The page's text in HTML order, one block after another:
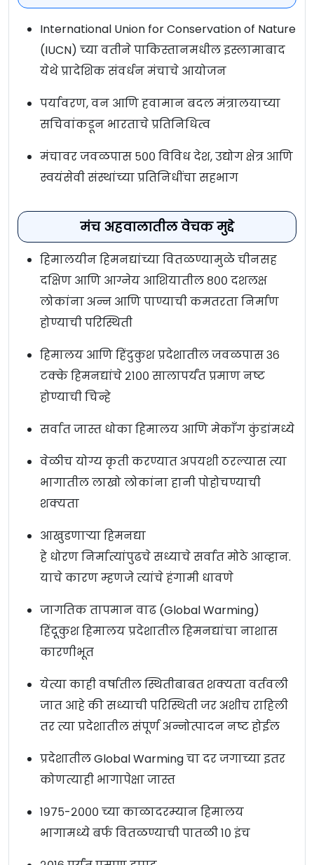
International Union for Conservation of Nature
(IUCN) च्या वतीने पाकिस्तानमधील इस्लामाबाद
येथे प्रादेशिक संवर्धन मंचाचे आयोजन
पर्यावरण, वन आणि हवामान बदल मंत्रालयाच्या
सचिवांकडून भारताचे प्रतिनिधित्व
मंचावर जवळपास ५०० विविध देश, उद्योग क्षेत्र आणि
स्वयंसेवी संस्थांच्या प्रतिनिधींचा सहभाग
मंच अहवालातील वेचक मुद्दे
हिमालयीन हिमनद्यांच्या वितळण्यामुळे चीनसह
दक्षिण आणि आग्नेय आशियातील ८०० दशलक्ष
लोकांना अन्न आणि पाण्याची कमतरता निर्माण
होण्याची परिस्थिती
हिमालय आणि हिंदुकुश प्रदेशातील जवळपास ३६
टक्के हिमनद्यांचे २१०० सालापर्यंत प्रमाण नष्ट
होण्याची चिन्हे
सर्वात जास्त धोका हिमालय आणि मेकाँग कुंडांमध्ये
वेळीच योग्य कृती करण्यात अपयशी ठरल्यास त्या
भागातील लाखो लोकांना हानी पोहोचण्याची
शक्यता
आखुडणाऱ्या हिमनद्या
हे धोरण निर्मात्यांपुढचे सध्याचे सर्वात मोठे आव्हान.
याचे कारण म्हणजे त्यांचे हंगामी धावणे
जागतिक तापमान वाढ (Global Warming)
हिंदूकुश हिमालय प्रदेशातील हिमनद्यांचा नाशास
कारणीभूत
येत्या काही वर्षातील स्थितीबाबत शक्यता वर्तवली
जात आहे की सध्याची परिस्थिती जर अशीच राहिली
तर त्या प्रदेशातील संपूर्ण अन्नोत्पादन नष्ट होईल
प्रदेशातील Global Warming चा दर जगाच्या इतर
कोणत्याही भागापेक्षा जास्त
१९७५-२००० च्या काळादरम्यान हिमालय
भागामध्ये बर्फ वितळण्याची पातळी १० इंच